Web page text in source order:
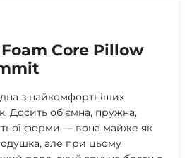
Core Pillow
з найкомфортніших
Досить об’ємна, пружна,
форми — вона майже як
але при цьому